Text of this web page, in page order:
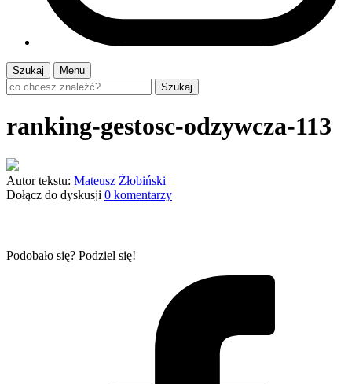
Szukaj
Menu
Szukaj
ranking-gestosc-odzywcza-113
Autor tekstu: Mateusz Żłobiński
Dołącz do dyskusji 0 komentarzy
Podobało się? Podziel się!